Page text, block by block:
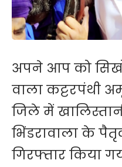
अपने आप को
वाला कट्टरपंथी
जिले में
भिंडरावाला के
गिरफ्तार किया